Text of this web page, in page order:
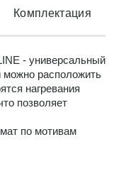
Комплектация
- универсальный
можно расположить
нагревания
позволяет
по мотивам